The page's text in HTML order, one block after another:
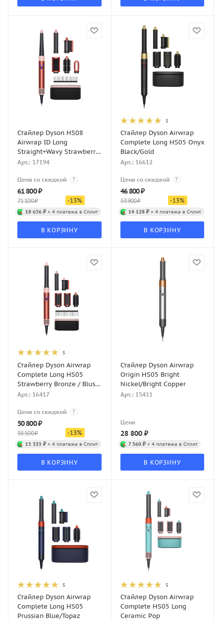
Стайлер Dyson HS08
Airwrap ID Long
Straight+Wavy Strawberry
Bronze/Blush Pink
Арт.: 17194
Цена со скидкой ?
61 800₽
71 100₽ -13%
18 656 ₽ × 4 платежа в Сплит
В КОРЗИНУ
5
Стайлер Dyson Airwrap
Complete Long HS05 Onyx
Black/Gold
Арт.: 16612
Цена со скидкой ?
46 800₽
53 900₽ -13%
14 128 ₽× 4 платежа в Сплит
В КОРЗИНУ
5
Стайлер Dyson Airwrap
Complete Long HS05
Strawberry Bronze / Blush
Pink
Арт.: 16417
Цена со скидкой ?
50 800₽
58 500₽ -13%
15 335 ₽ × 4 платежа в Сплит
В КОРЗИНУ
Стайлер Dyson Airwrap
Origin HS05 Bright
Nickel/Bright Copper
Арт.: 15411
Цена
28 800₽
7 560 ₽× 4 платежа в Сплит
В КОРЗИНУ
5
Стайлер Dyson Airwrap
Complete Long HS05
Prussian Blue/Topaz
5
Стайлер Dyson Airwrap
Complete HS05 Long
Ceramic Pop